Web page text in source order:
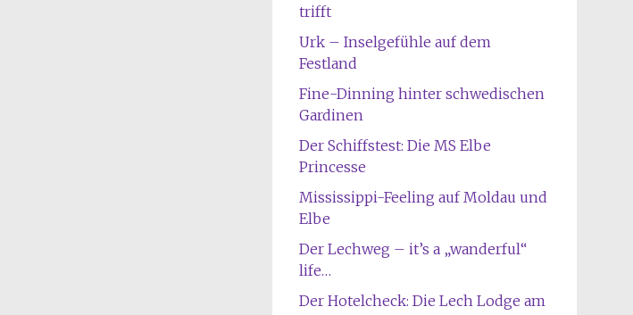
trifft
Urk – Inselgefühle auf dem
Festland
Fine-Dinning hinter schwedischen
Gardinen
Der Schiffstest: Die MS Elbe
Princesse
Mississippi-Feeling auf Moldau und
Elbe
Der Lechweg – it’s a „wanderful“
life…
Der Hotelcheck: Die Lech Lodge am